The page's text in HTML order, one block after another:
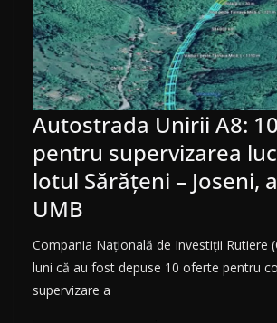
Autostrada Unirii A8:
pentru supervizarea
lotul Sărățeni – Joseni,
UMB
Compania Națională de Investiții Rutiere
luni că au fost depuse 10 oferte pentru
supervizare a